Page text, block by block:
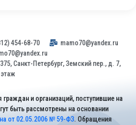
454-68-70
mamo70@yandex.ru
Санкт-Петербург, Земский пер., д. 7,
и организаций, поступившие на
быть рассмотрены на основании
от 02.05.2006 № 59-ФЗ. Обращения